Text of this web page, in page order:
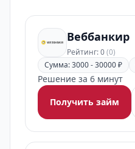
Веббанкир
Рейтинг: 0(0)
Сумма: 3000 - 30000 ₽
Решение за 6 минут
Получить займ